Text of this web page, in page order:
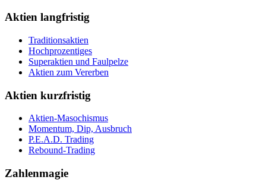
Aktien langfristig
Traditionsaktien
Hochprozentiges
Superaktien und Faulpelze
Aktien zum Vererben
Aktien kurzfristig
Aktien-Masochismus
Momentum, Dip, Ausbruch
P.E.A.D. Trading
Rebound-Trading
Zahlenmagie